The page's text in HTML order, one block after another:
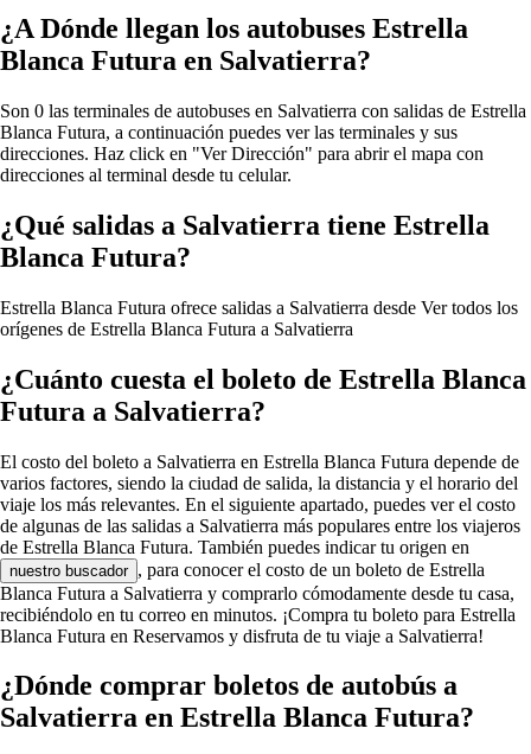
¿A Dónde llegan los autobuses Estrella
Blanca Futura en Salvatierra?
Son 0 las terminales de autobuses en Salvatierra con salidas de Estrella
Blanca Futura, a continuación puedes ver las terminales y sus
direcciones. Haz click en "Ver Dirección" para abrir el mapa con
direcciones al terminal desde tu celular.
¿Qué salidas a Salvatierra tiene Estrella
Blanca Futura?
Estrella Blanca Futura ofrece salidas a Salvatierra desde Ver todos los
orígenes de Estrella Blanca Futura a Salvatierra
¿Cuánto cuesta el boleto de Estrella Blanca
Futura a Salvatierra?
El costo del boleto a Salvatierra en Estrella Blanca Futura depende de
varios factores, siendo la ciudad de salida, la distancia y el horario del
viaje los más relevantes. En el siguiente apartado, puedes ver el costo
de algunas de las salidas a Salvatierra más populares entre los viajeros
de Estrella Blanca Futura. También puedes indicar tu origen en
nuestro buscador , para conocer el costo de un boleto de Estrella
Blanca Futura a Salvatierra y comprarlo cómodamente desde tu casa,
recibiéndolo en tu correo en minutos. ¡Compra tu boleto para Estrella
Blanca Futura en Reservamos y disfruta de tu viaje a Salvatierra!
¿Dónde comprar boletos de autobús a
Salvatierra en Estrella Blanca Futura?